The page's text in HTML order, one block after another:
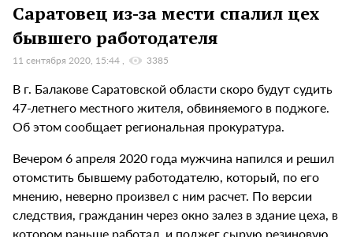
Саратовец из-за мести спалил цех
бывшего работодателя
11 сентября 2020, 15:44 3385
В г. Балакове Саратовской области скоро будут судить
47-летнего местного жителя, обвиняемого в поджоге.
Об этом сообщает региональная прокуратура.
Вечером 6 апреля 2020 года мужчина напился и решил
отомстить бывшему работодателю, который, по его
мнению, неверно произвел с ним расчет. По версии
следствия, гражданин через окно залез в здание цеха, в